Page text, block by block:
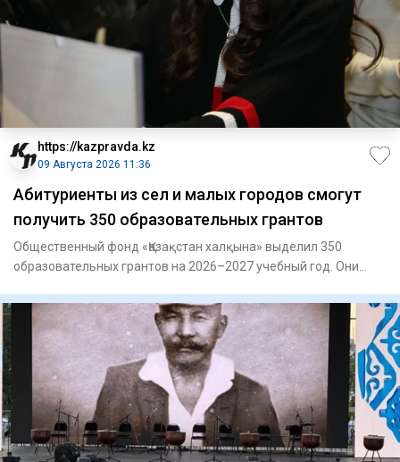
https://kazpravda.kz
09 Августа 2026 11:36
Абитуриенты из сел и малых городов смогут
получить 350 образовательных грантов
Общественный фонд «Қазақстан халқына» выделил 350
образовательных грантов на 2026–2027 учебный год. Они